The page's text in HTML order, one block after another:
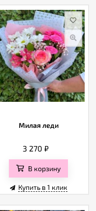
Милая леди
3 270 ₽
В корзину
Купить в 1 клик